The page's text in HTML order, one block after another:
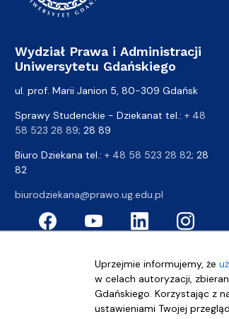
Uprzejmie informujemy, że
w celach autoryzacji,
Gdańskiego. Korzystając z
ustawieniami Twojej
Wydział Prawa i Administracji
Uniwersytetu Gdańskiego
ul. prof. Marii Janion 5, 80-309 Gdańsk
Sprawy Studenckie - Dziekanat tel.: + 48
58 523 28 89; 28 89
Biuro Dziekana tel.: + 48 58 523 28 82; 28
82
biurodziekana@prawo.ug.edu.pl